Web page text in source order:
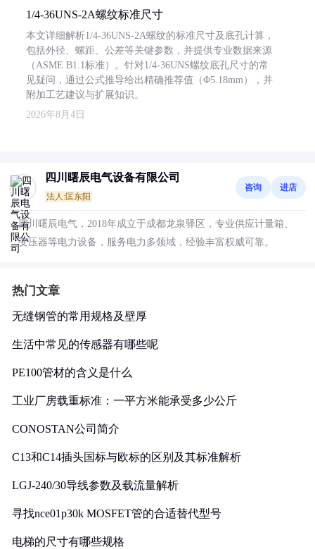
1/4-36UNS-2A螺纹标准尺寸
本文详细解析1/4-36UNS-2A螺纹的标准尺寸及底孔计算，
包括外径、螺距、公差等关键参数，并提供专业数据来源
（ASME B1.1标准）。针对1/4-36UNS螺纹底孔尺寸的常
见疑问，通过公式推导给出精确推荐值（Φ5.18mm），并
附加工艺建议与扩展知识。
2026年8月4日
四川曙辰电气设备有限公司
法人:匡东阳
咨询 进店
四川曙辰电气，2018年成立于成都龙泉驿区，专业供应计量箱、
变压器等电力设备，服务电力多领域，经验丰富权威可靠。
热门文章
无缝钢管的常用规格及壁厚
生活中常见的传感器有哪些呢
PE100管材的含义是什么
工业厂房载重标准：一平方米能承受多少公斤
CONOSTAN公司简介
C13和C14插头国标与欧标的区别及其标准解析
LGJ-240/30导线参数及载流量解析
寻找nce01p30k MOSFET管的合适替代型号
电梯的尺寸有哪些规格